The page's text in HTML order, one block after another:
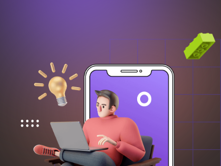
*Все иностранные термины и названия сервисов вы можете
найти с расшифровкой внизу страницы.